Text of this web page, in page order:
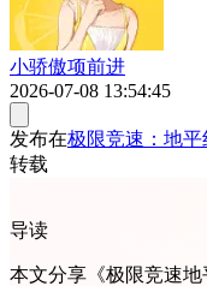
小骄傲项前进
2026-07-08 13:54:45
发布在极限竞速：地平
转载
导读
本文分享《极限竞速